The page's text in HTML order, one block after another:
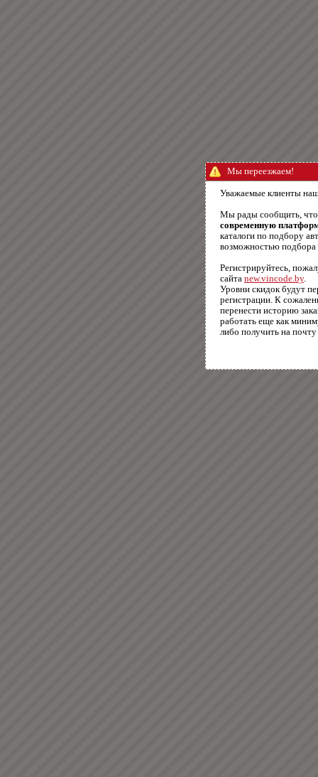
Мы переезжаем!
Уважаемые клиенты
Мы рады сообщить,
современную
каталоги по подбору
возможностью подбора
Регистрируйтесь,
сайта new.vincode.by.
Уровни скидок будут
регистрации. К
перенести историю
работать еще как
либо получить на